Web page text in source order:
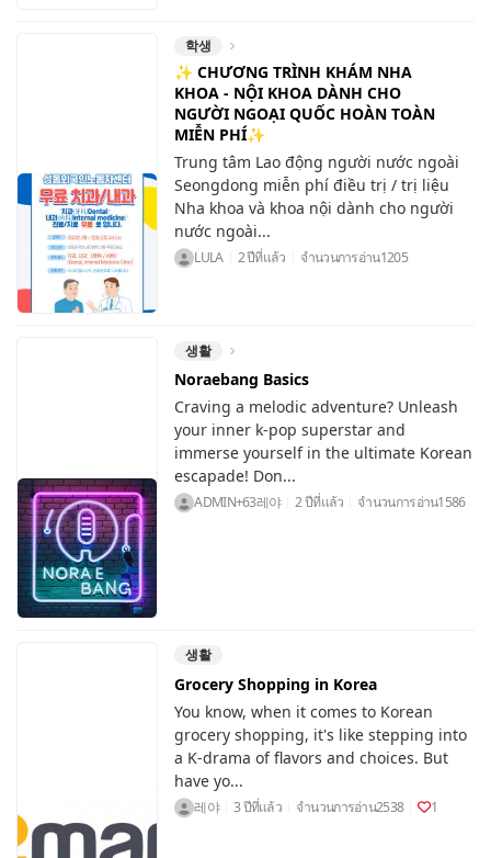
학생
✨ CHƯƠNG TRÌNH KHÁM NHA
KHOA - NỘI KHOA DÀNH CHO
NGƯỜI NGOẠI QUỐC HOÀN TOÀN
MIỄN PHÍ✨
Trung tâm Lao động người nước ngoài
Seongdong miễn phí điều trị / trị liệu
Nha khoa và khoa nội dành cho người
nước ngoài...
LULA 2 ปีที่แล้ว จำนวนการอ่าน1205
생활
Noraebang Basics
Craving a melodic adventure? Unleash
your inner k-pop superstar and
immerse yourself in the ultimate Korean
escapade! Don...
ADMIN+63레야 2 ปีที่แล้ว จำนวนการอ่าน1586
생활
Grocery Shopping in Korea
You know, when it comes to Korean
grocery shopping, it's like stepping into
a K-drama of flavors and choices. But
have yo...
레야 3 ปีที่แล้ว จำนวนการอ่าน2538 1